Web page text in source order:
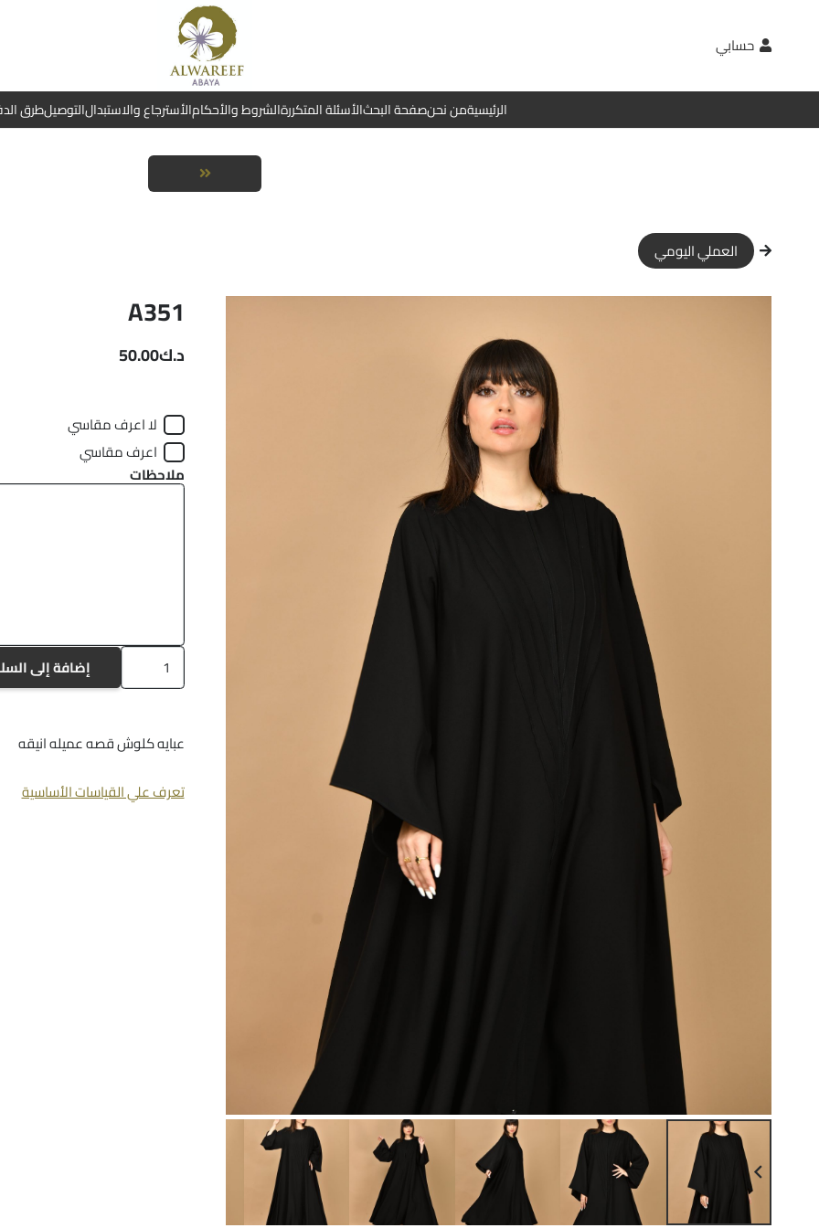
حسابي
الرئيسيةمن نحنصفحة البحثالأسئلة المتكررةالشروط والأحكامالأسترجاع والاستبدالالتوصيلطرق
العملي اليومي
A351
د.ك50.00
لا اعرف مقاسي
اعرف مقاسي
ملاحظات
كمية
A351
إضافة إلى
عبايه كلوش قصه عميله انيقه
تعرف علي القياسات الأساسية